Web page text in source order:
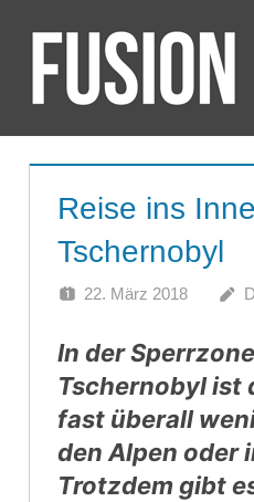
Inhalt
springenFUSION
Reise ins
Tschernobyl
22. März 2018
In der
Tschernobyl ist
fast überall
den Alpen oder
Trotzdem gibt